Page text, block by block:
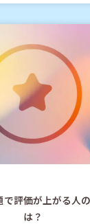
で評価が上がる人
は？